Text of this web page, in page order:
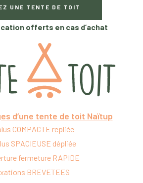
UNE TENTE DE TOIT
offerts en cas d’achat
d’une tente de toit Naïtup
COMPACTE repliée
SPACIEUSE dépliée
fermeture RAPIDE
BREVETEES